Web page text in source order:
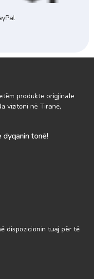
produkte origjinale
vizitoni në Tiranë,
tonë!
dispozicionin tuaj për të